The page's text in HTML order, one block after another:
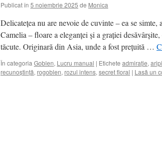
Publicat în 5 noiembrie 2025 de Monica
Delicatețea nu are nevoie de cuvinte – ea se
Camelia – floare a eleganței și a grației
tăcute. Originară din Asia, unde a fost prețuită …
În categoria Goblen, Lucru manual | Etichete admirație,
recunoștință, rogoblen, rozul intens, secret floral | Lasă un